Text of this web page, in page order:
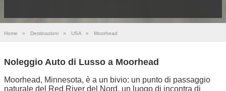
Home » Destinazioni » USA » Moorhead
Noleggio Auto di Lusso a Moorhead
Moorhead, Minnesota, è a un bivio: un punto di passaggio
naturale del Red River del Nord, un luogo di incontra di